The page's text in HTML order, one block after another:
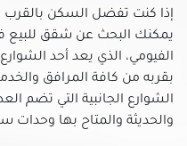
شقق
شقق للبيع
شقق للبيع
شقق
شقق للبيع في
إذا كنت تفضل السكن
يمكنك البحث عن شقق للبيع
الفيومي، الذي يعد أحد
بقربه من كافة المرافق
الشوارع الجانبية التي تضم
والحديثة والمتاح بها